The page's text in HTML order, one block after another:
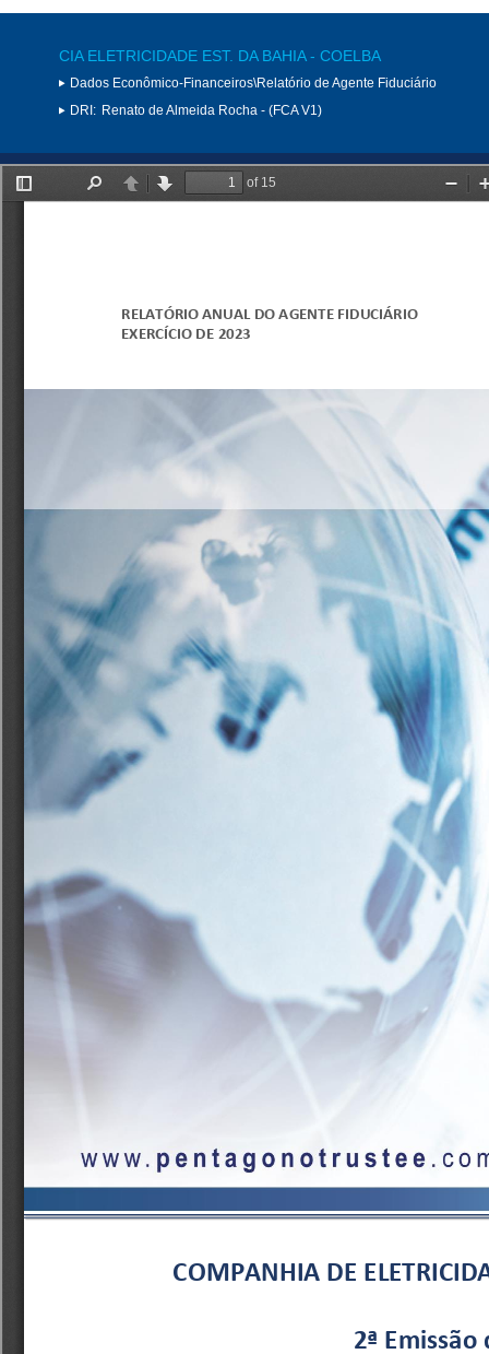
CIA ELETRICIDADE EST. DA BAHIA - COELBA
Dados Econômico-Financeiros\Relatório de Agente Fiduciário
DRI: Renato de Almeida Rocha - (FCA V1)